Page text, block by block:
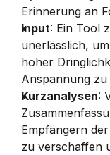
Erinnerung an
Input: Ein Tool
unerlässlich,
hoher
Anspannung zu
Kurzanalysen:
Empfängern
zu verschaffen